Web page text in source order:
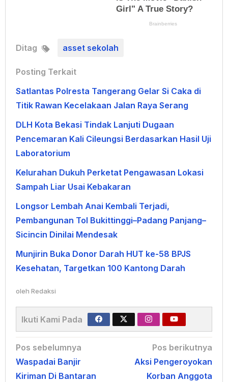
Ditag asset sekolah
Posting Terkait
Satlantas Polresta Tangerang Gelar Si Caka di
Titik Rawan Kecelakaan Jalan Raya Serang
DLH Kota Bekasi Tindak Lanjuti Dugaan
Pencemaran Kali Cileungsi Berdasarkan Hasil Uji
Laboratorium
Kelurahan Dukuh Perketat Pengawasan Lokasi
Sampah Liar Usai Kebakaran
Longsor Lembah Anai Kembali Terjadi,
Pembangunan Tol Bukittinggi–Padang Panjang–
Sicincin Dinilai Mendesak
Munjirin Buka Donor Darah HUT ke-58 BPJS
Kesehatan, Targetkan 100 Kantong Darah
oleh Redaksi
Ikuti Kami Pada
Navigasi
pos
Pos sebelumnya
Waspadai Banjir
Kiriman Di Bantaran
Pos berikutnya
Aksi Pengeroyokan
Korban Anggota